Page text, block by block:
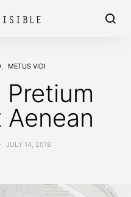
METUS VIDI
Pretium
JULY 14, 2018